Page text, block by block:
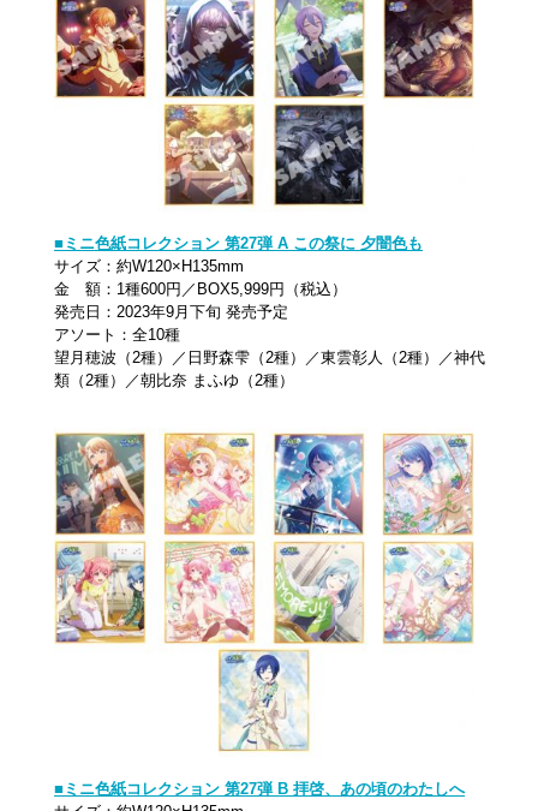
■ミニ色紙コレクション 第27弾 A この祭に 夕闇色も
サイズ：約W120×H135mm
金 額：1種600円／BOX5,999円（税込）
発売日：2023年9月下旬 発売予定
アソート：全10種
望月穂波（2種）／日野森雫（2種）／東雲彰人（2種）／神代
類（2種）／朝比奈 まふゆ（2種）
■ミニ色紙コレクション 第27弾 B 拝啓、あの頃のわたしへ